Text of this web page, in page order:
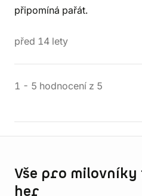
připomíná pařát.
před 14 lety
1 - 5 hodnocení z 5
Vše pro
her